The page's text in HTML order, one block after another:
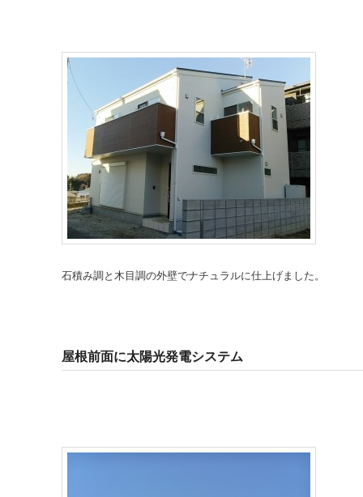
石積み調と木目調の外壁でナチュラルに仕上げました。
屋根前面に太陽光発電システム